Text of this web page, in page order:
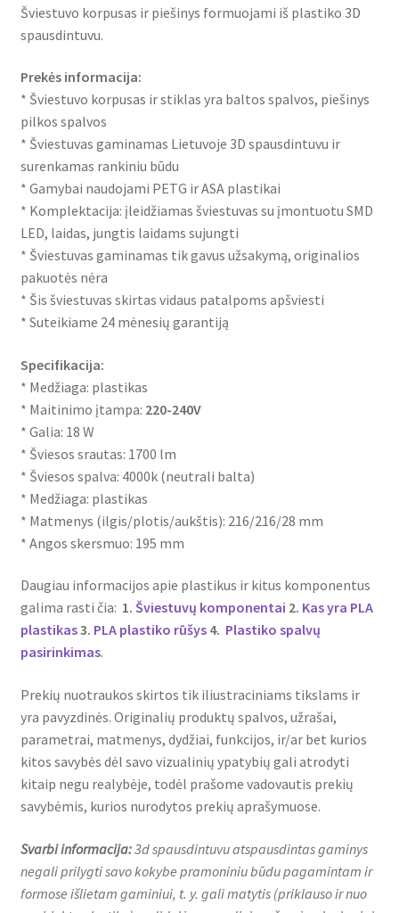
Šviestuvo korpusas ir piešinys formuojami iš plastiko 3D
spausdintuvu.
Prekės informacija:
* Šviestuvo korpusas ir stiklas yra baltos spalvos, piešinys
pilkos spalvos
* Šviestuvas gaminamas Lietuvoje 3D spausdintuvu ir
surenkamas rankiniu būdu
* Gamybai naudojami PETG ir ASA plastikai
* Komplektacija: įleidžiamas šviestuvas su įmontuotu SMD
LED, laidas, jungtis laidams sujungti
* Šviestuvas gaminamas tik gavus užsakymą, originalios
pakuotės nėra
* Šis šviestuvas skirtas vidaus patalpoms apšviesti
* Suteikiame 24 mėnesių garantiją
Specifikacija:
* Medžiaga: plastikas
* Maitinimo įtampa: 220-240V
* Galia: 18 W
* Šviesos srautas: 1700 lm
* Šviesos spalva: 4000k (neutrali balta)
* Medžiaga: plastikas
* Matmenys (ilgis/plotis/aukštis): 216/216/28 mm
* Angos skersmuo: 195 mm
Daugiau informacijos apie plastikus ir kitus komponentus
galima rasti čia: 1. Šviestuvų komponentai 2. Kas yra PLA
plastikas3. PLA plastiko rūšys4. Plastiko spalvų
pasirinkimas.
Prekių nuotraukos skirtos tik iliustraciniams tikslams ir
yra pavyzdinės. Originalių produktų spalvos, užrašai,
parametrai, matmenys, dydžiai, funkcijos, ir/ar bet kurios
kitos savybės dėl savo vizualinių ypatybių gali atrodyti
kitaip negu realybėje, todėl prašome vadovautis prekių
savybėmis, kurios nurodytos prekių aprašymuose.
Svarbi informacija:3d spausdintuvu atspausdintas gaminys
negali prilygti savo kokybe pramoniniu būdu pagamintam ir
formose išlietam gaminiui, t. y. gali matytis (priklauso ir nuo